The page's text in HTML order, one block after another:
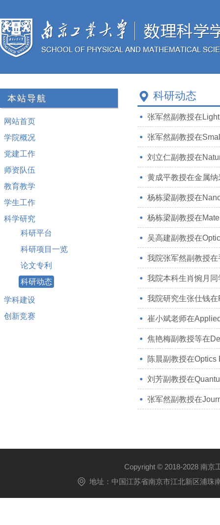
本站导航
网站首页
学院概况
党建工作
师资队伍
教育教学
学生工作
科学研究
科研平台
科研项目一览
论文专利
科研动态
学科建设
创新竞赛
科研动态
张军然副教授在
张军然副教授在
刘立仁副教授在
黄成平教授在金属
杨栋梁副教授在
杨栋梁副教授在
吴高建副教授在
我院张军然副教授
我院本科生肖惋月
我院研究生张仕钱
崔小斌老师在
焦艳梅副教授等在
陈晨副教授在Optics
刘芳副教授在
张军然副教授在
Copyright © 2018-2028 南京
地址：中国江苏省南京市江北新区浦珠